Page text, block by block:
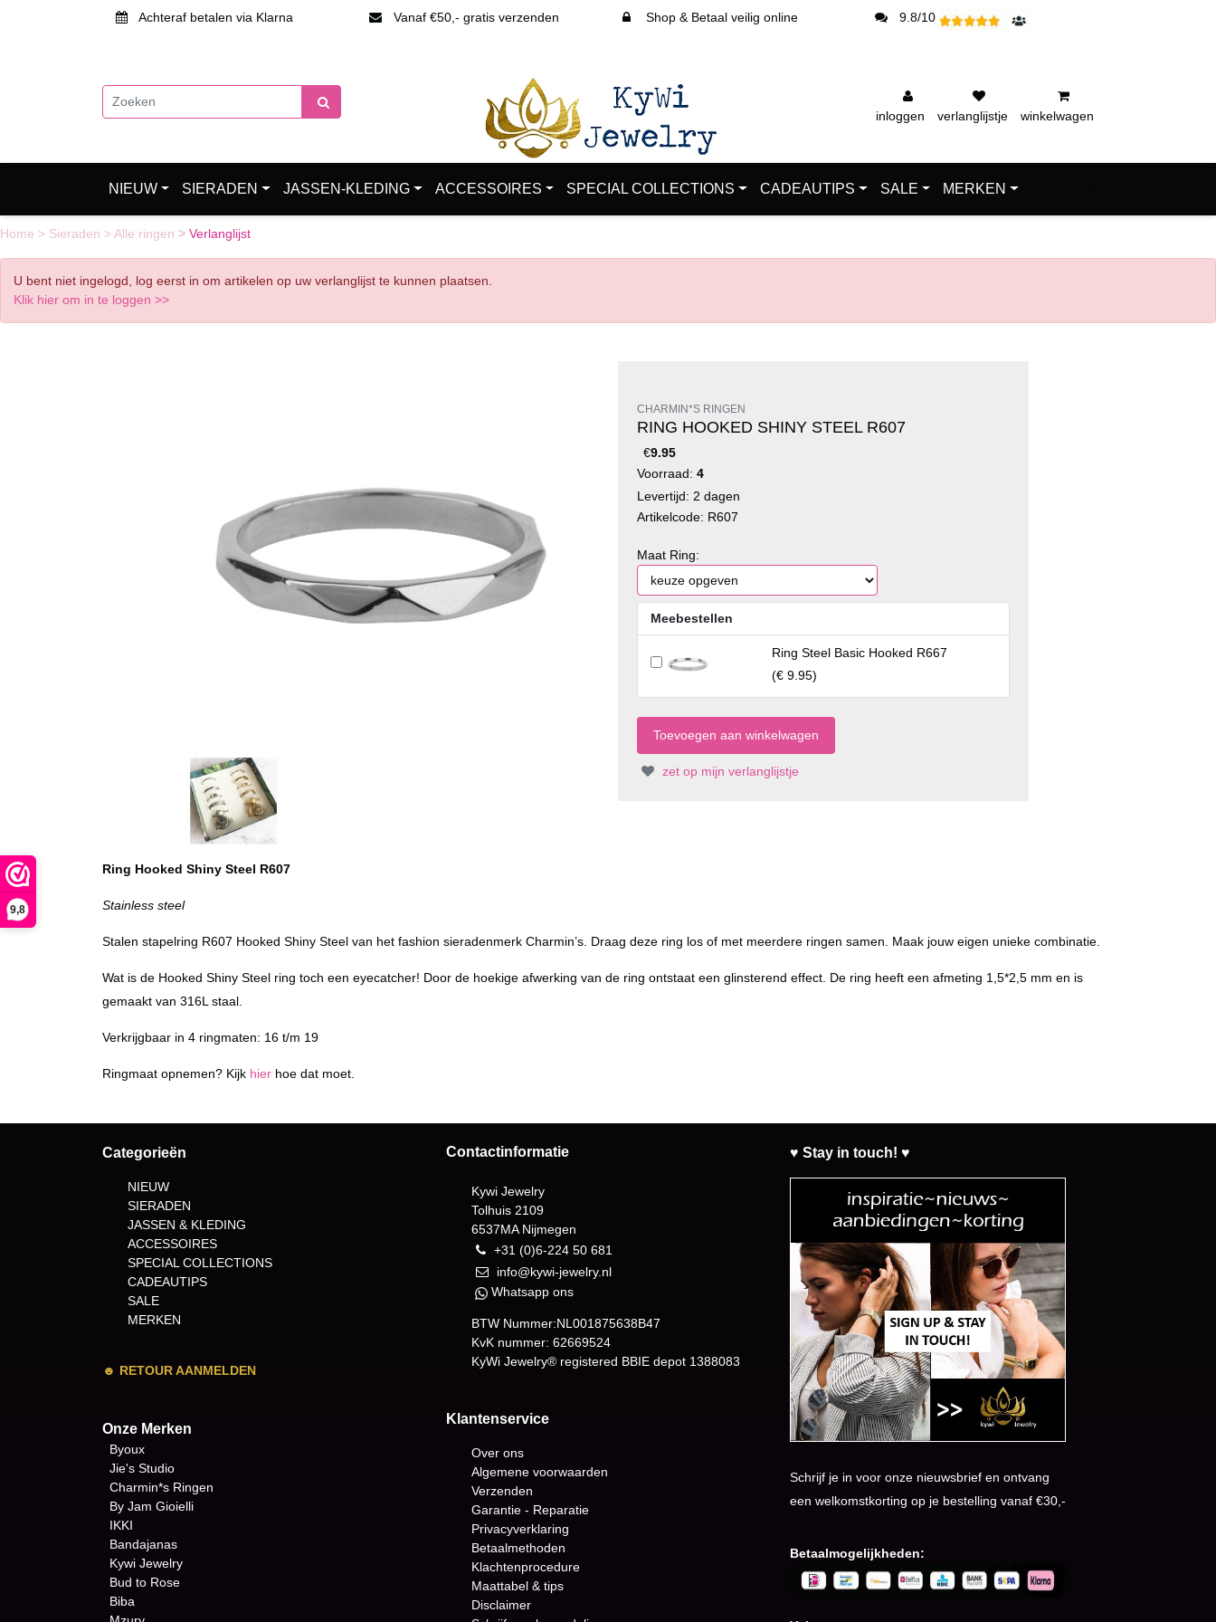
9,8
Achteraf betalen via Klarna Vanaf €50,- gratis verzenden Shop & Betaal veilig online 9.8/10
inloggen verlanglijstje winkelwagen
NIEUW SIERADEN JASSEN-KLEDING ACCESSOIRES SPECIAL COLLECTIONS CADEAUTIPS SALE MERKEN
Home > Sieraden >Alle ringen > Verlanglijst
U bent niet ingelogd, log eerst in om artikelen op uw verlanglijst te kunnen plaatsen.
Klik hier om in te loggen >>
CHARMIN*S RINGEN
RING HOOKED SHINY STEEL R607
€9.95
Voorraad: 4
Levertijd: 2 dagen
Artikelcode: R607
Maat Ring:
Meebestellen
Ring Steel Basic Hooked R667
(€ 9.95)
zet op mijn verlanglijstje
Ring Hooked Shiny Steel R607
Stainless steel
Stalen stapelring R607 Hooked Shiny Steel van het fashion sieradenmerk Charmin’s. Draag deze ring los of met meerdere ringen samen. Maak jouw eigen unieke combinatie.
Wat is de Hooked Shiny Steel ring toch een eyecatcher! Door de hoekige afwerking van de ring ontstaat een glinsterend effect. De ring heeft een afmeting 1,5*2,5 mm en is
gemaakt van 316L staal.
Verkrijgbaar in 4 ringmaten: 16 t/m 19
Ringmaat opnemen? Kijk hierhoe dat moet.
Categorieën
NIEUW
SIERADEN
JASSEN & KLEDING
ACCESSOIRES
SPECIAL COLLECTIONS
CADEAUTIPS
SALE
MERKEN
☻ RETOUR AANMELDEN
Onze Merken
Byoux
Jie's Studio
Charmin*s Ringen
By Jam Gioielli
IKKI
Bandajanas
Kywi Jewelry
Bud to Rose
Biba
Contactinformatie
Kywi Jewelry
Tolhuis 2109
6537MA Nijmegen
+31 (0)6-224 50 681
info@kywi-jewelry.nl
Whatsapp ons
BTW Nummer:NL001875638B47
KvK nummer: 62669524
KyWi Jewelry® registered BBIE depot 1388083
Klantenservice
Over ons
Algemene voorwaarden
Verzenden
Garantie - Reparatie
Privacyverklaring
Betaalmethoden
Klachtenprocedure
Maattabel & tips
Disclaimer
♥ Stay in touch! ♥
Schrijf je in voor onze nieuwsbrief en ontvang
een welkomstkorting op je bestelling vanaf €30,-
Betaalmogelijkheden: